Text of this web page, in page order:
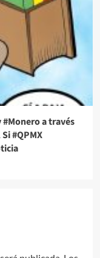
a través
#QPMX